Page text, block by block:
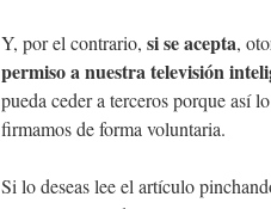
Y, por el contrario, si se acepta,
permiso a nuestra televisión
pueda ceder a terceros porque así
firmamos de forma voluntaria.
Si lo deseas lee el artículo